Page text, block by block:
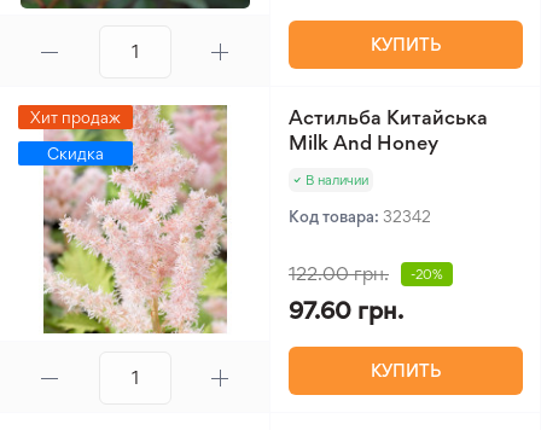
КУПИТЬ
Хит продаж
Скидка
Астильба Китайська
Milk And Honey
В наличии
Код товара: 32342
122.00 грн. -20%
97.60 грн.
КУПИТЬ